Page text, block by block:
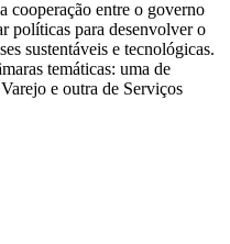
cooperação entre o governo
políticas para desenvolver o
sustentáveis e tecnológicas.
temáticas: uma de
e outra de Serviços